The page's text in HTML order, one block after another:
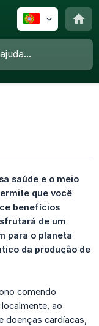
saúde e o meio
que você
benefícios
de um
para o planeta
da produção de
comendo
ao
doenças cardíacas,